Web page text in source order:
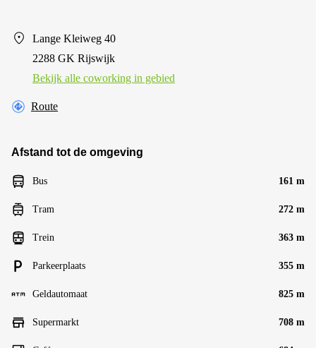
Lange Kleiweg 40
2288 GK Rijswijk
Bekijk alle сoworking in gebied
Route
Afstand tot de omgeving
Bus 161 m
Tram 272 m
Trein 363 m
Parkeerplaats 355 m
Geldautomaat 825 m
Supermarkt 708 m